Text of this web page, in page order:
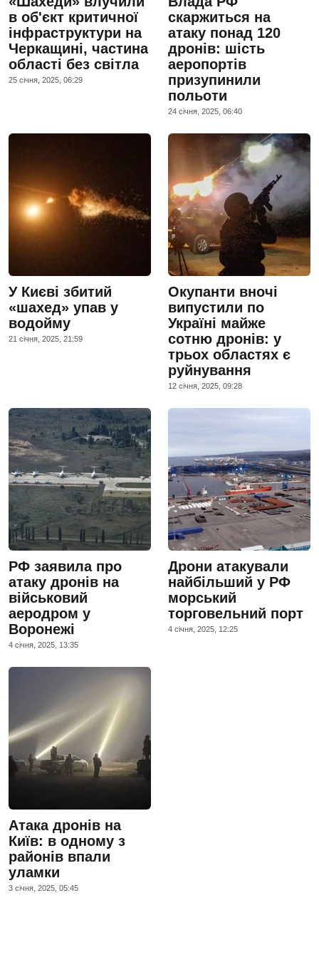
в об'єкт критичної
інфраструктури на
Черкащині, частина
області без світла
25 сiчня, 2025, 06:29
скаржиться на
атаку понад 120
дронів: шість
аеропортів
призупинили
польоти
24 сiчня, 2025, 06:40
У Києві збитий
«шахед» упав у
водойму
21 сiчня, 2025, 21:59
Окупанти вночі
випустили по
Україні майже
сотню дронів: у
трьох областях є
руйнування
12 сiчня, 2025, 09:28
РФ заявила про
атаку дронів на
військовий
аеродром у
Воронежі
4 сiчня, 2025, 13:35
Дрони атакували
найбільший у РФ
морський
торговельний порт
4 сiчня, 2025, 12:25
Атака дронів на
Київ: в одному з
районів впали
уламки
3 сiчня, 2025, 05:45